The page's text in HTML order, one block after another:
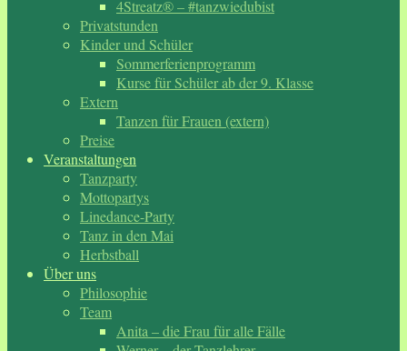
4Streatz® – #tanzwiedubist
Privatstunden
Kinder und Schüler
Sommerferienprogramm
Kurse für Schüler ab der 9. Klasse
Extern
Tanzen für Frauen (extern)
Preise
Veranstaltungen
Tanzparty
Mottopartys
Linedance-Party
Tanz in den Mai
Herbstball
Über uns
Philosophie
Team
Anita – die Frau für alle Fälle